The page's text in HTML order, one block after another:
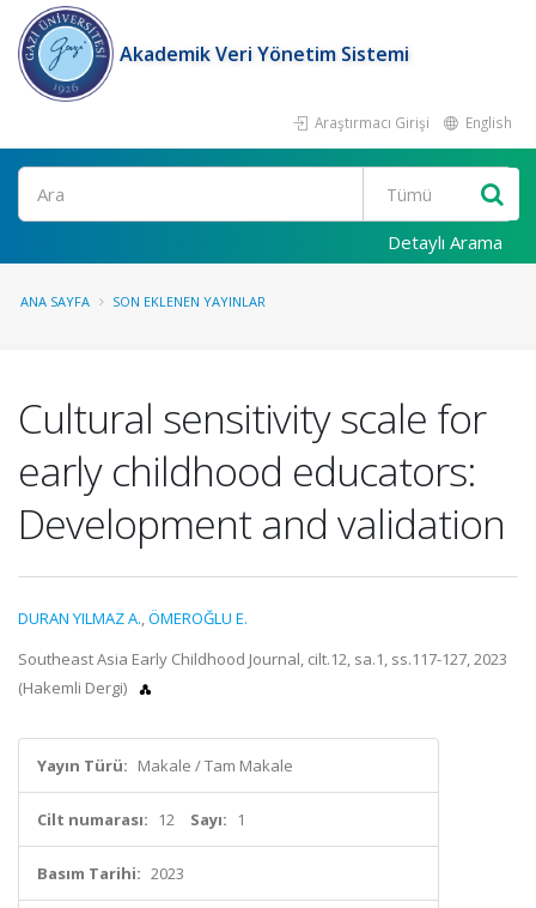
Akademik Veri Yönetim Sistemi
Araştırmacı Girişi English
Ara
Detaylı Arama
ANA SAYFA SON EKLENEN YAYINLAR
Cultural sensitivity scale for
early childhood educators:
Development and validation
DURAN YILMAZ A.,ÖMEROĞLU E.
Southeast Asia Early Childhood Journal, cilt.12, sa.1, ss.117-127, 2023
(Hakemli Dergi)
Yayın Türü: Makale / Tam Makale
Cilt numarası: 12 Sayı: 1
Basım Tarihi: 2023